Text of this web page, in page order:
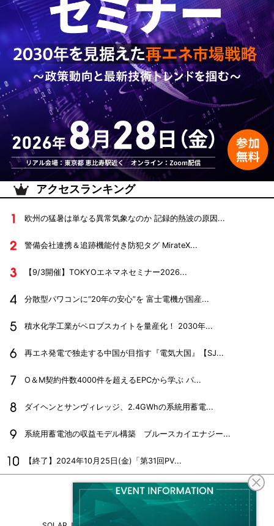
アクセスランキング
欧州の猛暑は単なる異常気象なのか 記録的熱波の原因...
警備会社連携＆追跡機能付き防犯タグ MirateX...
【9/3開催】TOKYOエネマネセミナー2026...
分散型パワコンに“20年の安心”を 富士電機が国産...
積水化学工業がペロブスカイトを量産化！ 2030年...
再エネ発電で独走する中国が目指す『電気大国』【SJ...
O＆M契約件数4000件を超えるEPCから学ぶ パ...
ダイヘンとサンヴィレッジ、2.4GWhの系統用蓄電...
系統用蓄電池の収益モデル構築 ブルースカイエナジー...
【終了】2024年10月25日(金)「第31回PV...